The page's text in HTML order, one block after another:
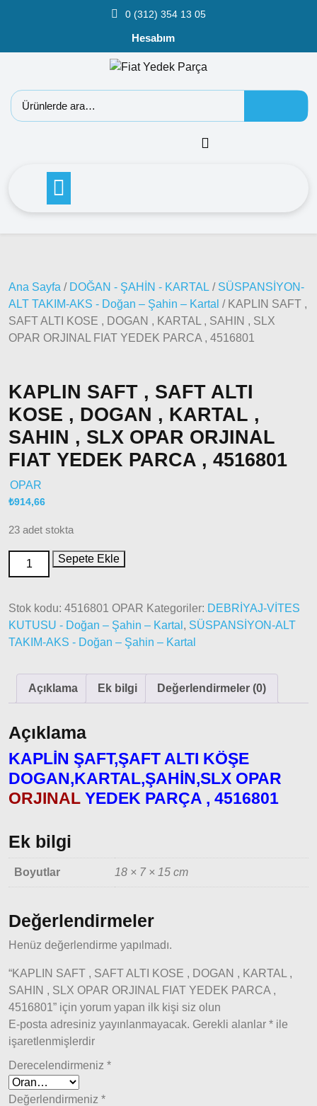
0 (312) 354 13 05
Hesabım
Modeller
Doblo
2006 –
2012
2010 –
Modeller
Doblo
2015 –
2022
Modeller
Model
ve Üstü
Doğan
Kartal
Fiat
Ducato
1997-
Modeller
Ducato
2001 –
2006
Ducato
2006 –
2014
Modeller
Ducato
2015
ve Üstü
Tipo &
Uno
Tipo
Uno
Fiorino
Tempra
Ana Sayfa / DOĞAN - ŞAHİN - KARTAL / SÜSPANSİYON-
ALT TAKIM-AKS - Doğan – Şahin – Kartal / KAPLIN SAFT ,
SAFT ALTI KOSE , DOGAN , KARTAL , SAHIN , SLX
OPAR ORJINAL FIAT YEDEK PARCA , 4516801
KAPLIN SAFT , SAFT ALTI
KOSE , DOGAN , KARTAL ,
SAHIN , SLX OPAR ORJINAL
FIAT YEDEK PARCA , 4516801
OPAR
₺914,66
23 adet stokta
Sepete Ekle
Stok kodu: 4516801 OPAR Kategoriler: DEBRİYAJ-VİTES
KUTUSU - Doğan – Şahin – Kartal , SÜSPANSİYON-ALT
TAKIM-AKS - Doğan – Şahin – Kartal
Açıklama Ek bilgi Değerlendirmeler (0)
Açıklama
KAPLİN ŞAFT,ŞAFT ALTI KÖŞE
DOGAN,KARTAL,ŞAHİN,SLX OPAR
ORJINAL YEDEK PARÇA , 4516801
Ek bilgi
Boyutlar 18 × 7 × 15 cm
Değerlendirmeler
Henüz değerlendirme yapılmadı.
“KAPLIN SAFT , SAFT ALTI KOSE , DOGAN , KARTAL ,
SAHIN , SLX OPAR ORJINAL FIAT YEDEK PARCA ,
4516801” için yorum yapan ilk kişi siz olun
E-posta adresiniz yayınlanmayacak. Gerekli alanlar * ile
işaretlenmişlerdir
Derecelendirmeniz *
Değerlendirmeniz *